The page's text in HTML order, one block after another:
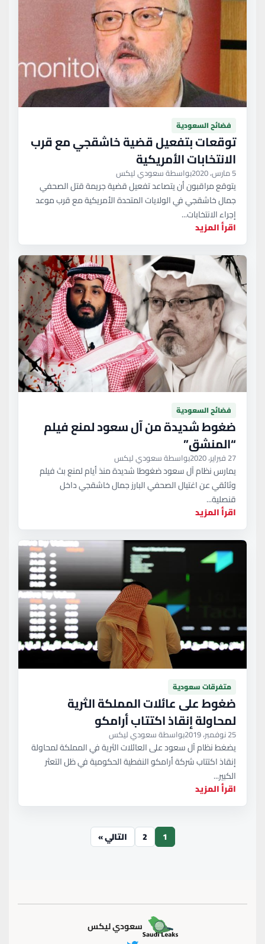
فضائح السعودية
توقعات بتفعيل قضية خاشقجي مع قرب
الانتخابات الأمريكية
5 مارس، 2020 بواسطة سعودي ليكس
يتوقع مراقبون أن يتصاعد تفعيل قضية جريمة قتل الصحفي
جمال خاشقجي في الولايات المتحدة الأمريكية مع قرب موعد
إجراء الانتخابات...
اقرأ المزيد
فضائح السعودية
ضغوط شديدة من آل سعود لمنع فيلم
“المنشق”
27 فبراير، 2020 بواسطة سعودي ليكس
يمارس نظام آل سعود ضغوطا شديدة منذ أيام لمنع بث فيلم
وثائقي عن اغتيال الصحفي البارز جمال خاشقجي داخل
قنصلية...
اقرأ المزيد
متفرقات سعودية
ضغوط على عائلات المملكة الثرية
لمحاولة إنقاذ اكتتاب أرامكو
25 نوفمبر، 2019 بواسطة سعودي ليكس
يضغط نظام آل سعود على العائلات الثرية في المملكة لمحاولة
إنقاذ اكتتاب شركة أرامكو النفطية الحكومية في ظل التعثر
الكبير...
اقرأ المزيد
1
2 التالي »
سعودي ليكس